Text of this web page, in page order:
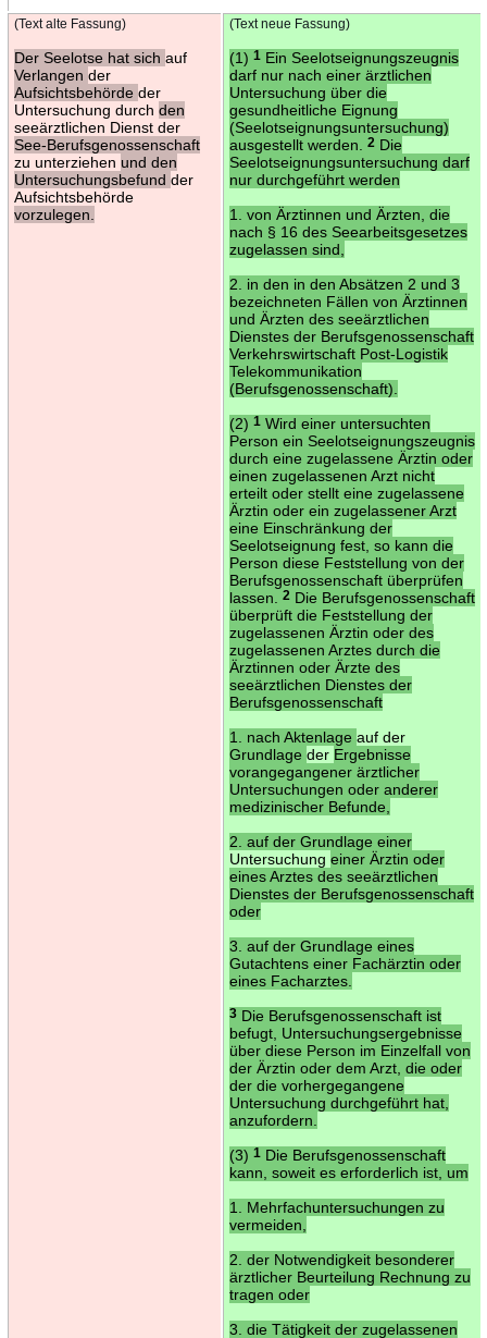
(Text alte Fassung)
Der Seelotse hat sich auf
Verlangen der
Aufsichtsbehörde der
Untersuchung durch den
seeärztlichen Dienst der
See-Berufsgenossenschaft
zu unterziehen und den
Untersuchungsbefund der
Aufsichtsbehörde
vorzulegen.
(Text neue Fassung)
(1) 1Ein Seelotseignungszeugnis
darf nur nach einer ärztlichen
Untersuchung über die
gesundheitliche Eignung
(Seelotseignungsuntersuchung)
ausgestellt werden.
2Die
Seelotseignungsuntersuchung darf
nur durchgeführt werden
1. von Ärztinnen und Ärzten, die
nach § 16 des Seearbeitsgesetzes
zugelassen sind,
2. in den in den Absätzen 2 und 3
bezeichneten Fällen von Ärztinnen
und Ärzten des seeärztlichen
Dienstes der Berufsgenossenschaft
Verkehrswirtschaft Post-Logistik
Telekommunikation
(Berufsgenossenschaft).
(2) 1Wird einer untersuchten
Person ein Seelotseignungszeugnis
durch eine zugelassene Ärztin oder
einen zugelassenen Arzt nicht
erteilt oder stellt eine zugelassene
Ärztin oder ein zugelassener Arzt
eine Einschränkung der
Seelotseignung fest, so kann die
Person diese Feststellung von der
Berufsgenossenschaft überprüfen
lassen.
2Die Berufsgenossenschaft
überprüft die Feststellung der
zugelassenen Ärztin oder des
zugelassenen Arztes durch die
Ärztinnen oder Ärzte des
seeärztlichen Dienstes der
Berufsgenossenschaft
1. nach Aktenlage auf der
Grundlage der Ergebnisse
vorangegangener ärztlicher
Untersuchungen oder anderer
medizinischer Befunde,
2. auf der Grundlage einer
Untersuchung einer Ärztin oder
eines Arztes des seeärztlichen
Dienstes der Berufsgenossenschaft
oder
3. auf der Grundlage eines
Gutachtens einer Fachärztin oder
eines Facharztes.
3Die Berufsgenossenschaft ist
befugt, Untersuchungsergebnisse
über diese Person im Einzelfall von
der Ärztin oder dem Arzt, die oder
der die vorhergegangene
Untersuchung durchgeführt hat,
anzufordern.
(3) 1Die Berufsgenossenschaft
kann, soweit es erforderlich ist, um
1. Mehrfachuntersuchungen zu
vermeiden,
2. der Notwendigkeit besonderer
ärztlicher Beurteilung Rechnung zu
tragen oder
3. die Tätigkeit der zugelassenen